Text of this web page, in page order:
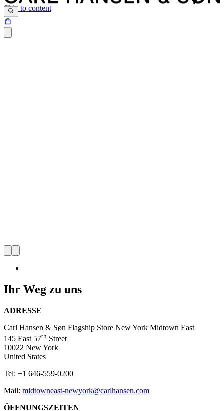
Skip to content
Carl Hansen & Søn Flagship
Store New York Midtown East
Sie
uns
und
Sie
sich
vom
dänischen
Design
inspirieren
Ihr Weg zu uns
ADRESSE
Carl Hansen & Søn Flagship Store New York Midtown East
145 East 57th Street
10022 New York
United States
Tel: +1 646-559-0200
Mail: midtowneast-newyork@carlhansen.com
ÖFFNUNGSZEITEN